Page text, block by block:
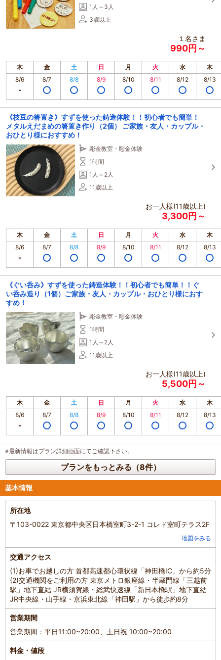
1人～3人
3歳以上
１名さま
990円～
木 金 土 日 月 火 水
木
8/6
8/7 8/8 8/9 8/10 8/11 8/12 8/13
《枝豆の箸置き》すずを使った鋳造体験！！初心者でも簡単！
メタルえだまめの箸置き作り（2個） ご家族・友人・カップル・
おひとり様におすすめ！
彫金教室・彫金体験
1時間
1人～2人
11歳以上
お一人様(11歳以上)
3,300円～
木 金 土 日 月 火 水
木
8/6
8/7 8/8 8/9 8/10 8/11 8/12 8/13
《ぐい呑み》すずを使った鋳造体験！！初心者でも簡単！！ぐ
い呑み造り（1個）ご家族・友人・カップル・おひとり様におす
すめ！
彫金教室・彫金体験
1時間
1人～2人
11歳以上
お一人様(11歳以上)
5,500円～
木 金 土 日 月 火 水
木
8/6
8/7 8/8 8/9 8/10 8/11 8/12 8/13
※最新情報はプラン詳細画面にてご確認下さい。
プランをもっとみる（8件）
基本情報
所在地
〒103-0022 東京都中央区日本橋室町3-2-1 コレド室町テラス2F
地図をみる
交通アクセス
(1)お車でお越しの方 首都高速都心環状線「神田橋IC」から約5分
(2)交通機関をご利用の方 東京メトロ銀座線・半蔵門線「三越前
駅」地下直結 JR横須賀線・総武快速線「新日本橋駅」地下直結
JR中央線・山手線・京浜東北線「神田駅」から徒歩約8分
営業期間
営業期間：平日11:00~20:00、土日祝 10:00~20:00
料金・値段